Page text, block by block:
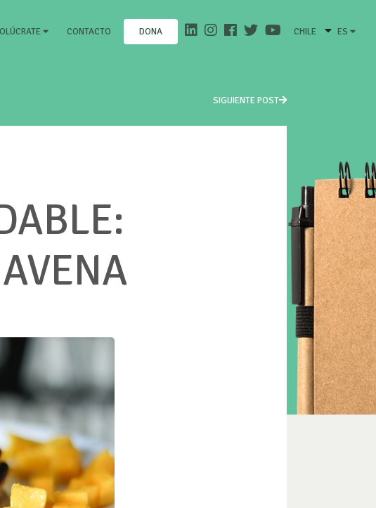
CONTACTO DONA CHILE ES
SIGUIENTE POST